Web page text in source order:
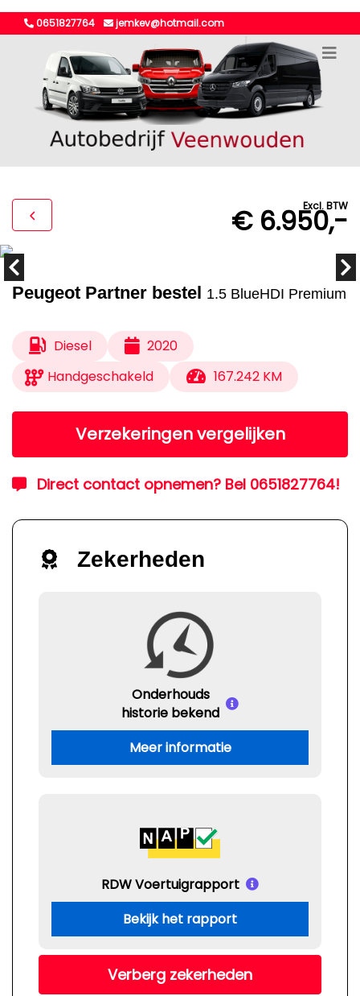
0651827764 jemkev@hotmail.com
Excl. BTW
€ 6.950,-
Peugeot Partner bestel 1.5 BlueHDI Premium
Diesel
2020
Handgeschakeld
167.242 KM
Verzekeringen vergelijken
Direct contact opnemen? Bel 0651827764!
Zekerheden
Onderhouds
historie bekend
Meer informatie
RDW Voertuigrapport
Bekijk het rapport
Verberg zekerheden